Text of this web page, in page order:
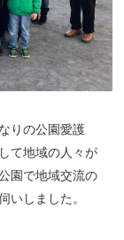
りの公園愛護
て地域の人々が
園で地域交流の
いしました。